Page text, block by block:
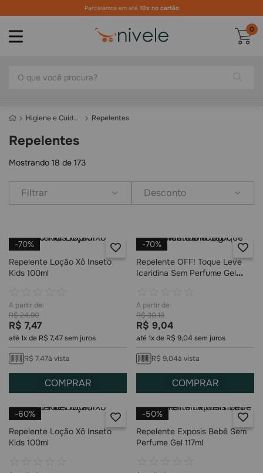
Parcelamos em até10x no cartão
0
Higiene e Cuidados Repelentes
Repelentes
Mostrando 18 de 173
Filtrar Desconto
-70%
Repelente Loção Xô Inseto
Kids 100ml
R$24,90
R$ 7,47
até1x de R$ 7,47sem juros
R$ 7,47à vista
COMPRAR
-70%
Repelente OFF! Toque Leve
Icaridina Sem Perfume Gel
R$30,13
R$ 9,04
até1x de R$ 9,04 sem juros
R$ 9,04à vista
COMPRAR
-60%
Repelente Loção Xô Inseto
Kids 100ml
-50%
Repelente Exposis Bebê Sem
Perfume Gel 117ml